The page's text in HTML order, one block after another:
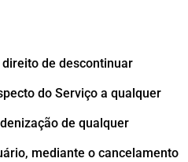
de descontinuar
do Serviço a qualquer
de qualquer
mediante o cancelamento